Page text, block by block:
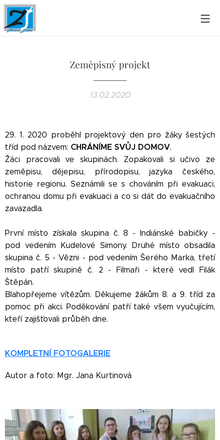
Zeměpisný projekt
13.02.2020
29. 1. 2020 proběhl projektový den pro žáky šestých
tříd pod názvem: CHRÁNÍME SVŮJ DOMOV.
Žáci pracovali ve skupinách. Zopakovali si učivo ze
zeměpisu, dějepisu, přírodopisu, jazyka českého,
historie regionu. Seznámili se s chováním při evakuaci,
ochranou domu při evakuaci a co si dát do evakuačního
zavazadla.
První místo získala skupina č. 8 - Indiánské babičky -
pod vedením Kudelové Simony. Druhé místo obsadila
skupina č. 5 - Vězni - pod vedením Šerého Marka, třetí
místo patří skupině č. 2 - Filmaři - které vedl Filák
Štěpán.
Blahopřejeme vítězům. Děkujeme žákům 8. a 9. tříd za
pomoc při akci. Poděkování patří také všem vyučujícím,
kteří zajišťovali průběh dne.
KOMPLETNÍ FOTOGALERIE
Autor a foto: Mgr. Jana Kurtinová